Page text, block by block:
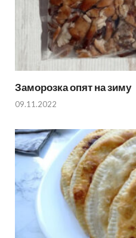
Заморозка опят на зиму
09.11.2022